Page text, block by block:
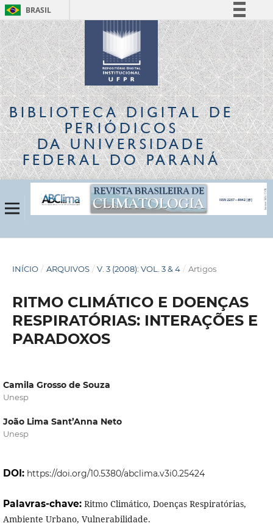
BRASIL
Simplifique!
Comunica BR
Participe
Acesso à informação
Legislação
Canais
BIBLIOTECA DIGITALDE
PERIÓDICOS
DA UNIVERSIDADE
FEDERAL DO PARANÁ
INÍCIO / ARQUIVOS / V. 3 (2008): VOL. 3 & 4 / Artigos
RITMO CLIMÁTICO E DOENÇAS
RESPIRATÓRIAS: INTERAÇÕES E
PARADOXOS
Camila Grosso de Souza
Unesp
João Lima Sant’Anna Neto
Unesp
DOI: https://doi.org/10.5380/abclima.v3i0.25424
Palavras-chave: Ritmo Climático, Doenças Respiratórias,
Ambiente Urbano, Vulnerabilidade.